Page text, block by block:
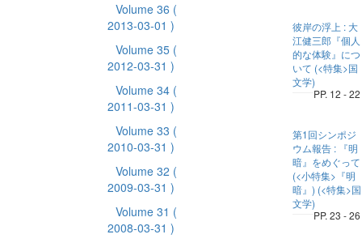
Volume 36 (
2013-03-01 )
Volume 35 (
2012-03-31 )
Volume 34 (
2011-03-31 )
Volume 33 (
2010-03-31 )
Volume 32 (
2009-03-31 )
Volume 31 (
2008-03-31 )
彼岸の浮上 : 大
江健三郎『個人
的な体験』につ
いて (<特集>国
文学)
PP. 12 - 22
第1回シンポジ
ウム報告 : 『明
暗』をめぐって
(<小特集>『明
暗』) (<特集>国
文学)
PP. 23 - 26